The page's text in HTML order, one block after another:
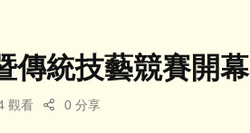
傳統技藝競賽開幕
觀看 0 分享